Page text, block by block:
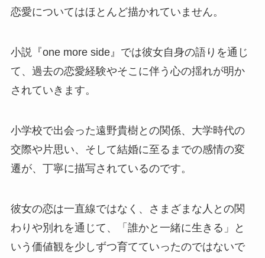
恋愛についてはほとんど描かれていません。
小説『one more side』では彼女自身の語りを通じ
て、過去の恋愛経験やそこに伴う心の揺れが明か
されていきます。
小学校で出会った遠野貴樹との関係、大学時代の
交際や片思い、そして結婚に至るまでの感情の変
遷が、丁寧に描写されているのです。
彼女の恋は一直線ではなく、さまざまな人との関
わりや別れを通じて、「誰かと一緒に生きる」と
いう価値観を少しずつ育てていったのではないで